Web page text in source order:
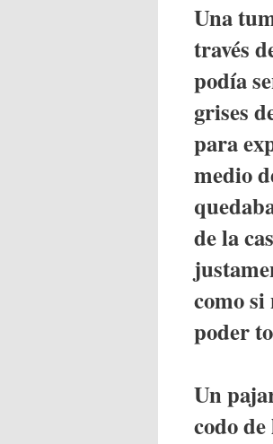
Una
través
podía
grises
para
medio
de la
como
poder
Un
codo